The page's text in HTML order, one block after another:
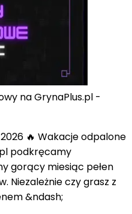
na GrynaPlus.pl -
2026 🔥 Wakacje odpalone
podkręcamy
gorący miesiąc pełen
Niezależnie czy grasz z
&ndash;